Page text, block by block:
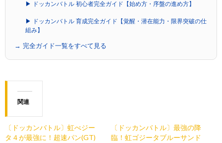
▶ ドッカンバトル 初心者完全ガイド【始め方・序盤の進め方】
▶ ドッカンバトル 育成完全ガイド【覚醒・潜在能力・限界突破の仕
組み】
→ 完全ガイド一覧をすべて見る
関連
〔ドッカンバトル〕虹べジー
タ４が最強に！超速パン(GT)
〔ドッカンバトル〕最強の降
臨！虹ゴジータブルーサンド